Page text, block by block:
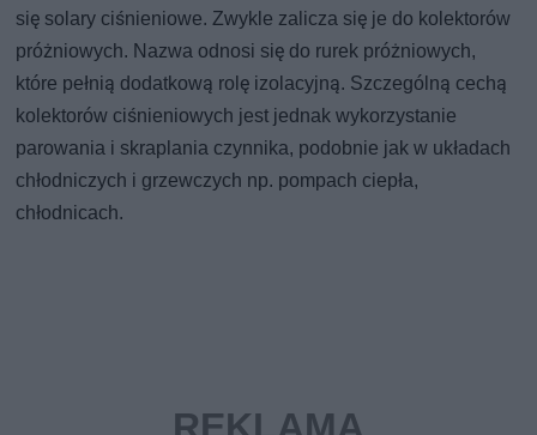
się solary ciśnieniowe. Zwykle zalicza się je do kolektorów
próżniowych. Nazwa odnosi się do rurek próżniowych,
które pełnią dodatkową rolę izolacyjną. Szczególną cechą
kolektorów ciśnieniowych jest jednak wykorzystanie
parowania i skraplania czynnika, podobnie jak w układach
chłodniczych i grzewczych np. pompach ciepła,
chłodnicach.